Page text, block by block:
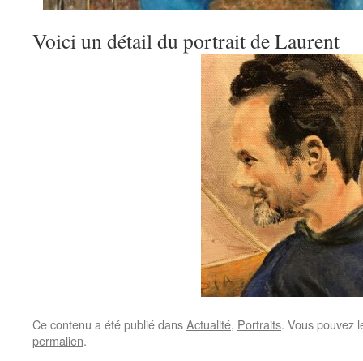
Voici un détail du portrait de Laurent
Ce contenu a été publié dansActualité, Portraits. Vous pouvez
permalien.